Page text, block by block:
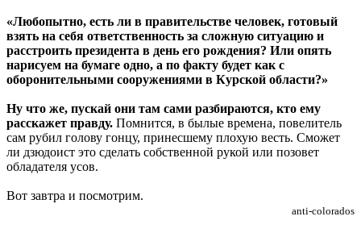
«Любопытно, есть ли в правительстве человек, готовый
взять на себя ответственность за сложную ситуацию и
расстроить президента в день его рождения? Или опять
нарисуем на бумаге одно, а по факту будет как с
оборонительными сооружениями в Курской области?»
Ну что же, пускай они там сами разбираются, кто ему
расскажет правду. Помнится, в былые времена, повелитель
сам рубил голову гонцу, принесшему плохую весть. Сможет
ли дзюдоист это сделать собственной рукой или позовет
обладателя усов.
Вот завтра и посмотрим.
anti-colorados